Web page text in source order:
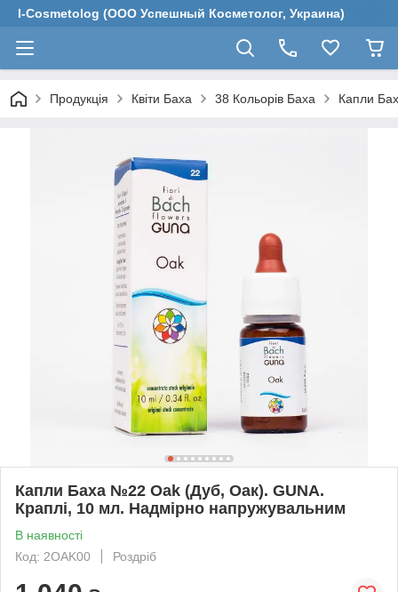
I-Cosmetolog (ООО Успешный Косметолог, Украина)
Продукція Квіти Баха 38 Кольорів Баха Капли
Капли Баха №22 Oak (Дуб, Оак). GUNA.
Краплі, 10 мл. Надмірно напружувальним
В наявності
Код: 2OAK00
Роздріб